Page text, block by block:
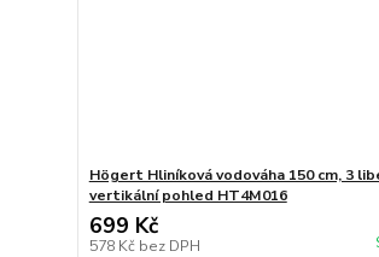
Högert Hliníková vodováha 150 cm, 3
vertikální pohled HT4M016
699 Kč
578 Kč bez DPH